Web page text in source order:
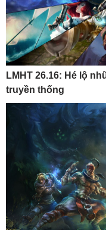
LMHT 26.16: Hé lộ
truyền thống